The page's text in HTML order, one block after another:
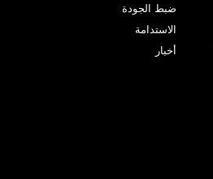
ضبط الجودة
الاستدامة
أخبار